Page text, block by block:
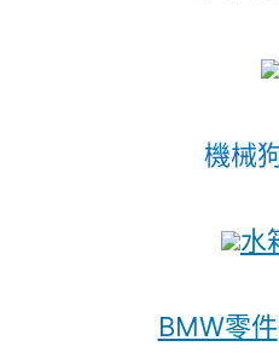
機械
水
BMW零件